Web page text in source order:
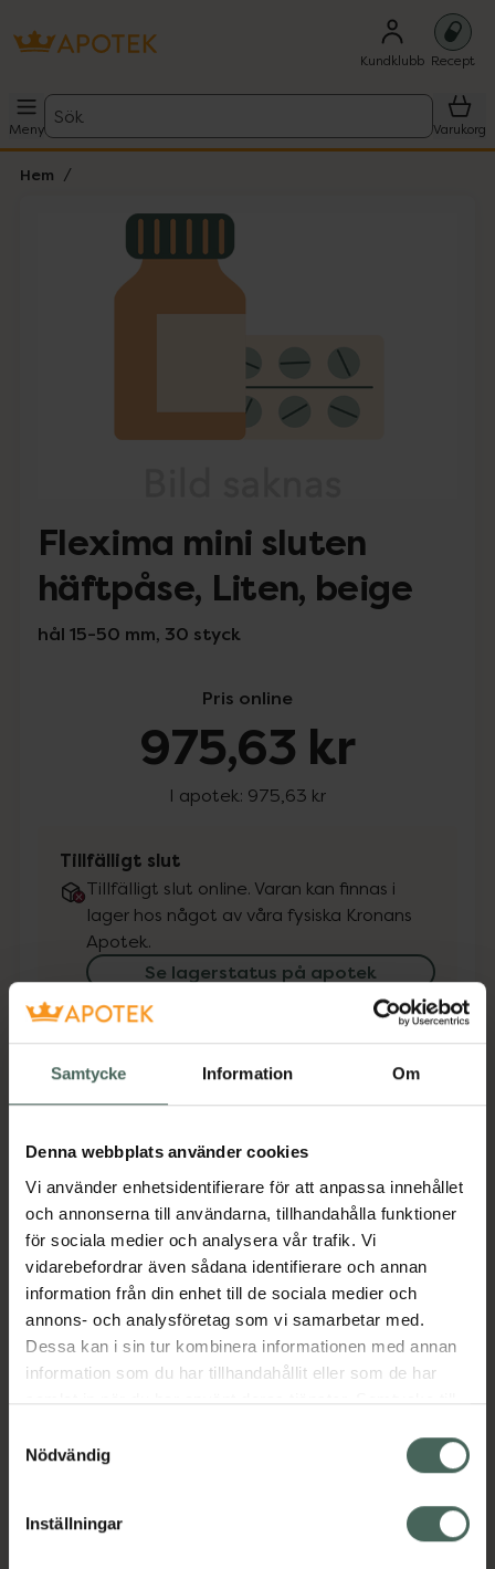
Samtycke Information Om
Denna webbplats använder cookies
Vi använder enhetsidentifierare för att anpassa innehållet
och annonserna till användarna, tillhandahålla funktioner
för sociala medier och analysera vår trafik. Vi
vidarebefordrar även sådana identifierare och annan
information från din enhet till de sociala medier och
annons- och analysföretag som vi samarbetar med.
Dessa kan i sin tur kombinera informationen med annan
information som du har tillhandahållit eller som de har
samlat in när du har använt deras tjänster. Samtycke till
återkalla ditt samtycke via webbplatsens
cookieinställningar. Ett återkallat samtycke påverkar inte
lagligheten av behandling som skett innan återkallelsen.
Nödvändig
Inställningar
Kundklubb Recept
Meny
Sök
Varukorg
Hem
Lista: . Innehåller 1 objekt.
Flexima mini sluten
häftpåse, Liten, beige
hål 15-50 mm, 30 styck
Pris online
975,63 kr
I apotek: 975,63 kr
Tillfälligt slut
Tillfälligt slut online. Varan kan finnas i
lager hos något av våra fysiska Kronans
Apotek.
Se lagerstatus på apotek
Få mejl när varan finns i lager online
Din e-postadress
Jag accepterar villkoren
Spara
Aktuella erbjudanden
Beskrivning Dölj
Jämförpris 32,52 kr/st